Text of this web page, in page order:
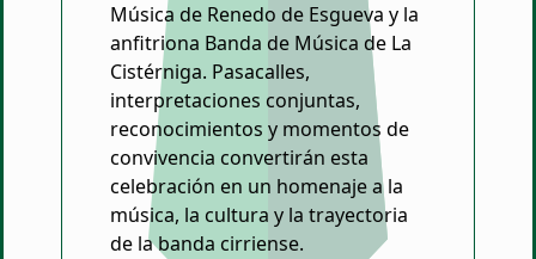
Música de Renedo de Esgueva y la
anfitriona Banda de Música de La
Cistérniga. Pasacalles,
interpretaciones conjuntas,
reconocimientos y momentos de
convivencia convertirán esta
celebración en un homenaje a la
música, la cultura y la trayectoria
de la banda cirriense.